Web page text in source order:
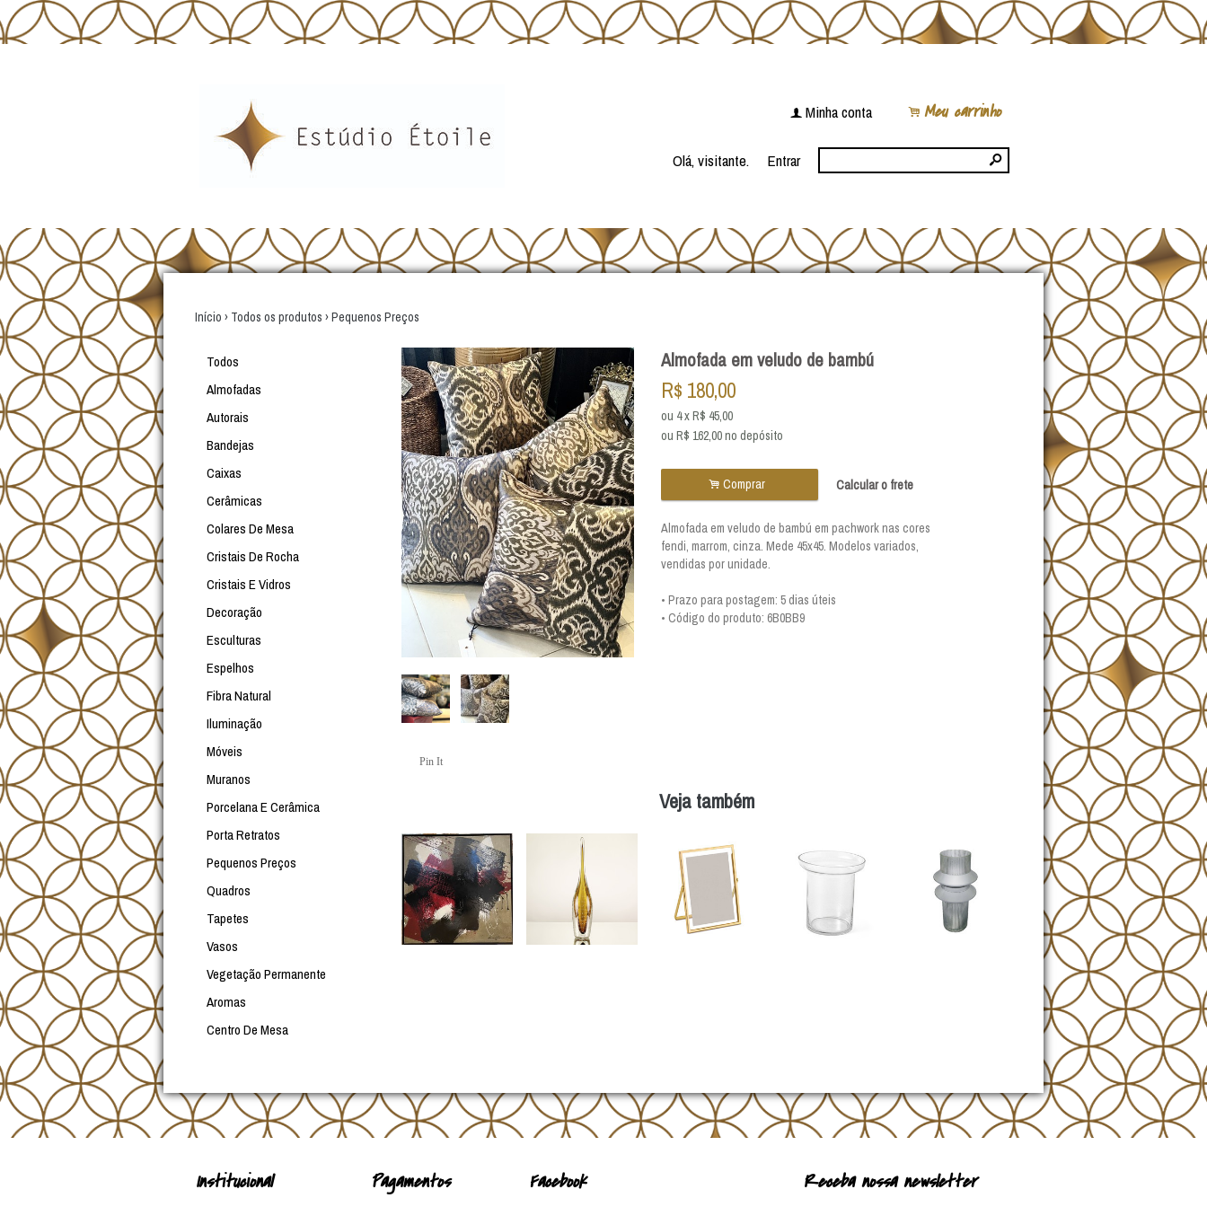
f Minha conta . Meu carrinho
Olá, visitante. Entrar s
Início › Todos os produtos ›Pequenos Preços
Todos
Almofadas
Autorais
Bandejas
Caixas
Cerâmicas
Colares De Mesa
Cristais De Rocha
Cristais E Vidros
Decoração
Esculturas
Espelhos
Fibra Natural
Iluminação
Móveis
Muranos
Porcelana E Cerâmica
Porta Retratos
Pequenos Preços
Quadros
Tapetes
Vasos
Vegetação Permanente
Aromas
Centro De Mesa
Pin It
Almofada em veludo de bambú
R$ 180,00
ou 4xR$ 45,00
ou R$ 162,00no depósito
. Comprar Calcular o frete
Almofada em veludo de bambú em pachwork nas cores
fendi, marrom, cinza. Mede 45x45. Modelos variados,
vendidas por unidade.
• Prazo para postagem: 5 dias úteis
• Código do produto: 6B0BB9
Veja também
Institucional Pagamentos Facebook Receba nossa newsletter